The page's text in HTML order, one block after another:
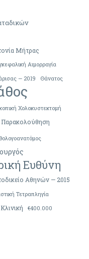
Μήτρας
Αιμορραγία
— 2019 Θάνατος
Χολοκυστεκτομή
Παρακολούθηση
Ευθύνη
Αθηνών — 2015
Τετραπληγία
€400.000